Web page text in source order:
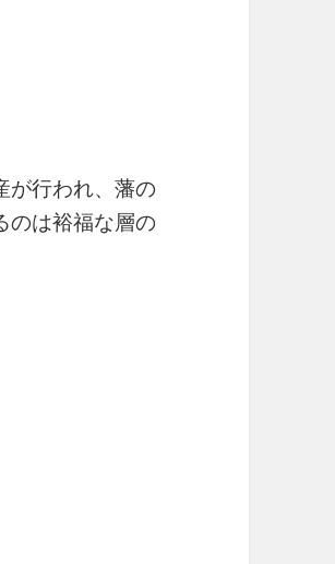
が行われ、藩の
のは裕福な層の